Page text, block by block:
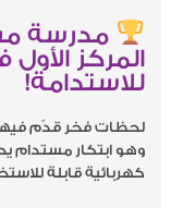
مدرسة
المركز
للاستدامة!
وهو ابتكار مستدام
كهربائية قابلة